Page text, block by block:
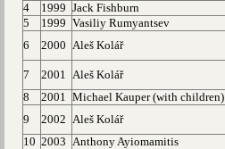
4
1999 Jack Fishburn
5
1999 Vasiliy Rumyantsev
6
2000 Aleš Kolář
7 2001 Aleš Kolář
8
2001 Michael Kauper (with children)
9
2002 Aleš Kolář
10 2003 Anthony Ayiomamitis